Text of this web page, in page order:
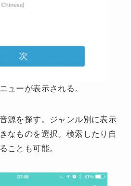
ューが表示される。
源を探す。ジャンル別に表示
なものを選択。検索したり自
ことも可能。